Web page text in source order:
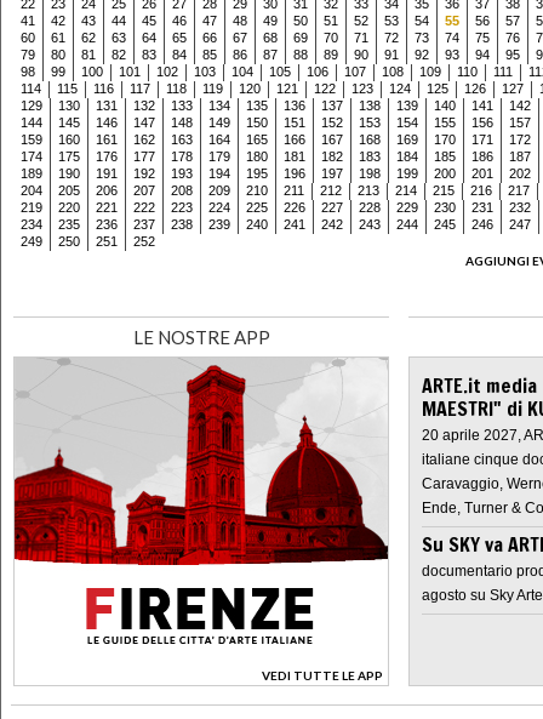
22 23 24 25 26 27 28 29 30 31 32 33 34 35 36 37 38
41
42 43 44 45 46 47 48 49 50 51 52 53 54 55 56 57
60
61 62 63 64 65 66 67 68 69 70 71 72 73 74 75 76
79
80 81 82 83 84 85 86 87 88 89 90 91 92 93 94 95
98
99 100 101 102 103 104 105 106 107 108 109 110 111
114
115 116 117 118 119 120 121 122 123 124 125 126 127
129
130 131 132 133 134 135 136 137 138 139 140 141
142
144
145 146 147 148 149 150 151 152 153 154 155 156
157
159
160 161 162 163 164 165 166 167 168 169 170 171
172
174
175 176 177 178 179 180 181 182 183 184 185 186
187
189
190 191 192 193 194 195 196 197 198 199 200 201
202
204
205 206 207 208 209 210 211 212 213 214 215 216
217
219
220 221 222 223 224 225 226 227 228 229 230 231
232
234
235 236 237 238 239 240 241 242 243 244 245 246
247
249
250 251
252
AGGIUNGI
LE NOSTRE APP
VEDI TUTTE LE APP
>
ARTE.it
MAESTRI" di
20 aprile 2027,
italiane cinque
Caravaggio,
Ende, Turner &
Su SKY va
documentario
agosto su Sky Arte